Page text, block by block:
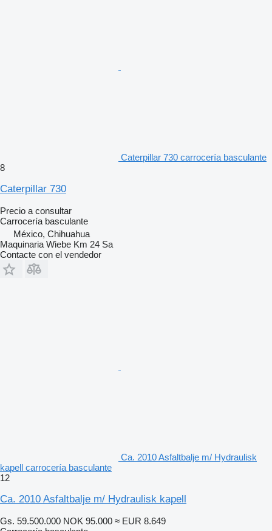
Caterpillar 730 carrocería basculante
8
Caterpillar 730
Precio a consultar
Carrocería basculante
México, Chihuahua
Maquinaria Wiebe Km 24 Sa
Contacte con el vendedor
Ca. 2010 Asfaltbalje m/ Hydraulisk
kapell carrocería basculante
12
Ca. 2010 Asfaltbalje m/ Hydraulisk kapell
Gs. 59.500.000 NOK 95.000 ≈ EUR 8.649